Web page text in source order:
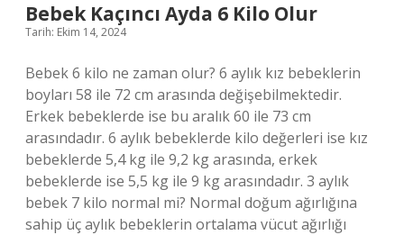
Bebek Kaçıncı Ayda 6 Kilo Olur
Tarih: Ekim 14, 2024
Bebek 6 kilo ne zaman olur? 6 aylık kız bebeklerin
boyları 58 ile 72 cm arasında değişebilmektedir.
Erkek bebeklerde ise bu aralık 60 ile 73 cm
arasındadır. 6 aylık bebeklerde kilo değerleri ise kız
bebeklerde 5,4 kg ile 9,2 kg arasında, erkek
bebeklerde ise 5,5 kg ile 9 kg arasındadır. 3 aylık
bebek 7 kilo normal mi? Normal doğum ağırlığına
sahip üç aylık bebeklerin ortalama vücut ağırlığı